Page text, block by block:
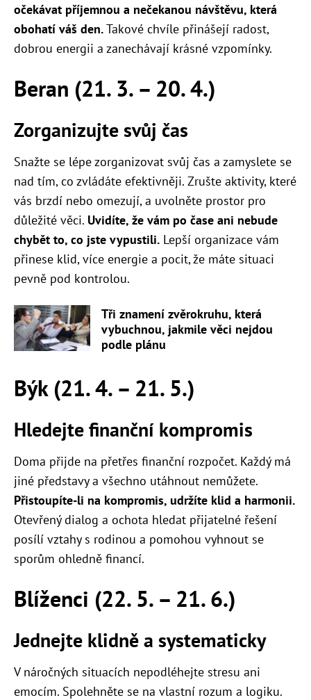
očekávat příjemnou a nečekanou návštěvu, která
obohatí váš den.Takové chvíle přinášejí radost,
dobrou energii a zanechávají krásné vzpomínky.
Beran (21. 3. – 20. 4.)
Zorganizujte svůj čas
Snažte se lépe zorganizovat svůj čas a zamyslete se
nad tím, co zvládáte efektivněji. Zrušte aktivity, které
vás brzdí nebo omezují, a uvolněte prostor pro
důležité věci. Uvidíte, že vám po čase ani nebude
chybět to, co jste vypustili. Lepší organizace vám
přinese klid, více energie a pocit, že máte situaci
pevně pod kontrolou.
Tři znamení zvěrokruhu, která
vybuchnou, jakmile věci nejdou
podle plánu
Býk (21. 4. – 21. 5.)
Hledejte finanční kompromis
Doma přijde na přetřes finanční rozpočet. Každý má
jiné představy a všechno utáhnout nemůžete.
Přistoupíte-li na kompromis, udržíte klid a harmonii.
Otevřený dialog a ochota hledat přijatelné řešení
posílí vztahy s rodinou a pomohou vyhnout se
sporům ohledně financí.
Blíženci (22. 5. – 21. 6.)
Jednejte klidně a systematicky
V náročných situacích nepodléhejte stresu ani
emocím. Spolehněte se na vlastní rozum a logiku.